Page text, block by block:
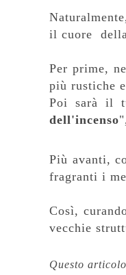
il cuore
Per prime,
più rustiche
Poi sarà il
dell'incenso
Più avanti,
fragranti i
Così,
vecchie
Questo